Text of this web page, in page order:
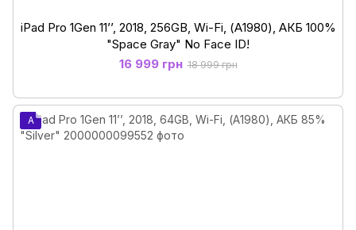
iPad Pro 1Gen 11’’, 2018, 256GB, Wi-Fi, (А1980), АКБ 100%
"Space Gray" No Face ID!
16 999 грн 18 999 грн
A